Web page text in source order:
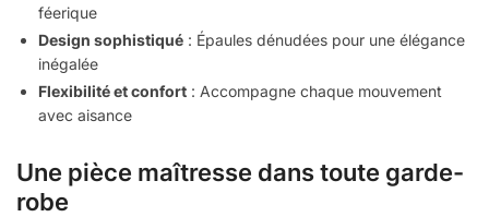
féerique
Design sophistiqué : Épaules dénudées pour une élégance
inégalée
Flexibilité et confort : Accompagne chaque mouvement
avec aisance
Une pièce maîtresse dans toute garde-
robe